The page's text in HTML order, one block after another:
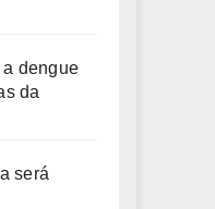
a dengue
da
será